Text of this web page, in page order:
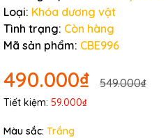
Loại: Khóa dương vật
Tình trạng: Còn hàng
Mã sản phẩm: CBE996
490.000₫ 549.000₫
Tiết kiệm: 59.000₫
Màu sắc: Trắng